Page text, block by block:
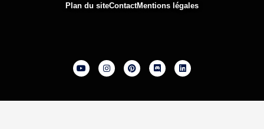
Plan du siteContactMentions légales